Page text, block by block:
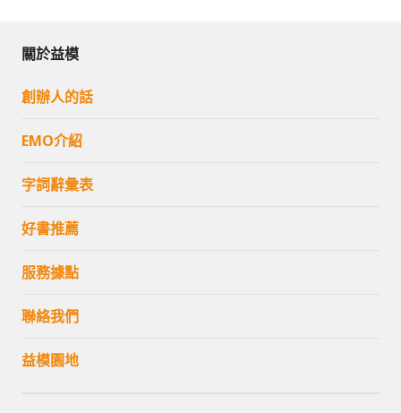
關於益模
創辦人的話
EMO介紹
字詞辭彙表
好書推薦
服務據點
聯絡我們
益模園地